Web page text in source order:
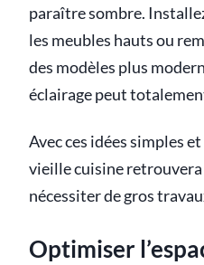
paraître sombre.
les meubles hauts ou
des modèles plus
éclairage peut
Avec ces idées simples
vieille cuisine
nécessiter de gros
Optimiser